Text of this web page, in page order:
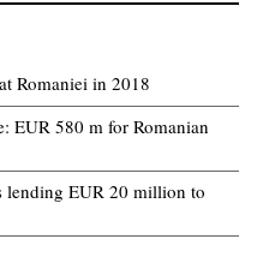
Romaniei in 2018
EUR 580 m for Romanian
lending EUR 20 million to